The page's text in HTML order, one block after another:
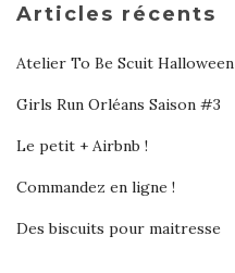
Articles récents
Atelier To Be Scuit Halloween
Girls Run Orléans Saison #3
Le petit + Airbnb !
Commandez en ligne !
Des biscuits pour maitresse